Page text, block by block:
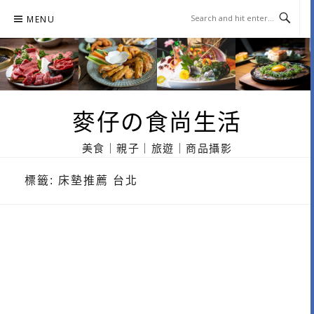
content
MENU
麥仔の食尚生活
美食｜親子｜旅遊｜商品攝影
標籤: 床墊推薦 台北